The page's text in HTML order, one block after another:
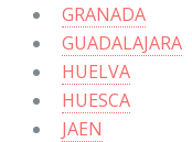
GRANADA
GUADALAJARA
HUELVA
HUESCA
JAEN